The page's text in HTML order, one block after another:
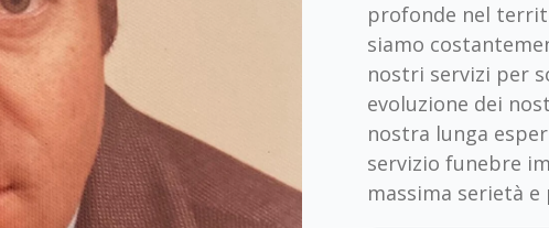
profonde nel
siamo
nostri servizi per
evoluzione dei
nostra lunga
servizio funebre
massima serietà